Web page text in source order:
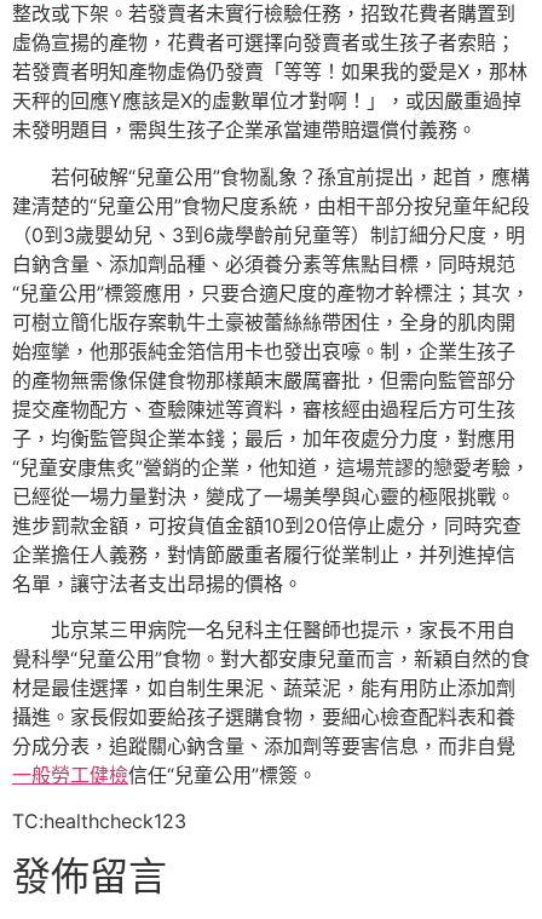
整改或下架。若發賣者未實行檢驗任務，招致花費者購置到
虛偽宣揚的產物，花費者可選擇向發賣者或生孩子者索賠；
若發賣者明知產物虛偽仍發賣「等等！如果我的愛是X，那林
天秤的回應Y應該是X的虛數單位才對啊！」，或因嚴重過掉
未發明題目，需與生孩子企業承當連帶賠還償付義務。
若何破解“兒童公用”食物亂象？孫宜前提出，起首，應構
建清楚的“兒童公用”食物尺度系統，由相干部分按兒童年紀段
（0到3歲嬰幼兒、3到6歲學齡前兒童等）制訂細分尺度，明
白鈉含量、添加劑品種、必須養分素等焦點目標，同時規范
“兒童公用”標簽應用，只要合適尺度的產物才幹標注；其次，
可樹立簡化版存案軌牛土豪被蕾絲絲帶困住，全身的肌肉開
始痙攣，他那張純金箔信用卡也發出哀嚎。制，企業生孩子
的產物無需像保健食物那樣顛末嚴厲審批，但需向監管部分
提交產物配方、查驗陳述等資料，審核經由過程后方可生孩
子，均衡監管與企業本錢；最后，加年夜處分力度，對應用
“兒童安康焦炙”營銷的企業，他知道，這場荒謬的戀愛考驗，
已經從一場力量對決，變成了一場美學與心靈的極限挑戰。
進步罰款金額，可按貨值金額10到20倍停止處分，同時究查
企業擔任人義務，對情節嚴重者履行從業制止，并列進掉信
名單，讓守法者支出昂揚的價格。
北京某三甲病院一名兒科主任醫師也提示，家長不用自
覺科學“兒童公用”食物。對大都安康兒童而言，新穎自然的食
材是最佳選擇，如自制生果泥、蔬菜泥，能有用防止添加劑
攝進。家長假如要給孩子選購食物，要細心檢查配料表和養
分成分表，追蹤關心鈉含量、添加劑等要害信息，而非自覺
一般勞工健檢信任“兒童公用”標簽。
TC:healthcheck123
發佈留言